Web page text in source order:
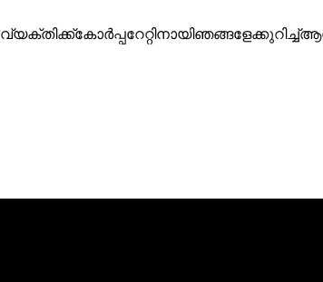
വ്യക്തിക്ക്കോർപ്പറേറ്റിനായിഞങ്ങളേക്കുറിച്ച്